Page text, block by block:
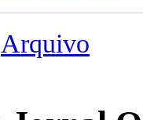
Arquivo